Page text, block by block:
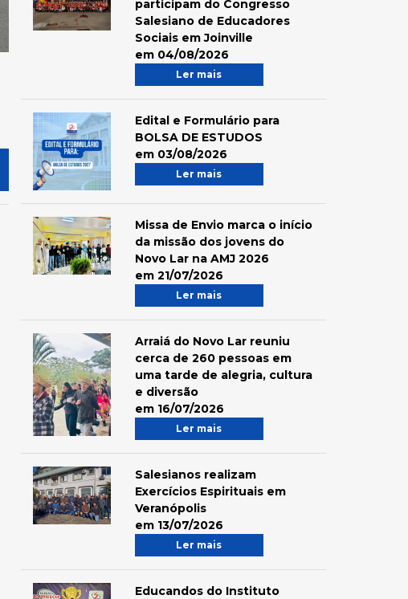
participam do Congresso
Salesiano de Educadores
Sociais em Joinville
em 04/08/2026
Ler mais
Edital e Formulário para
BOLSA DE ESTUDOS
em 03/08/2026
Ler mais
Missa de Envio marca o início
da missão dos jovens do
Novo Lar na AMJ 2026
em 21/07/2026
Ler mais
Arraiá do Novo Lar reuniu
cerca de 260 pessoas em
uma tarde de alegria, cultura
e diversão
em 16/07/2026
Ler mais
Salesianos realizam
Exercícios Espirituais em
Veranópolis
em 13/07/2026
Ler mais
Educandos do Instituto